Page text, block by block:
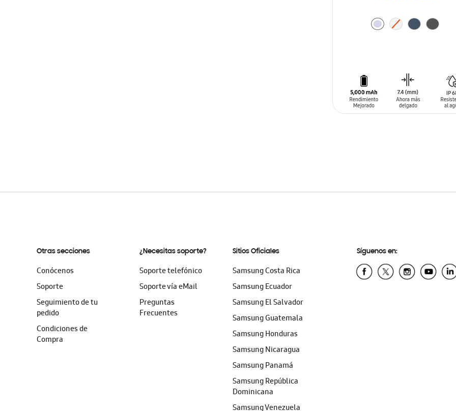
Otras secciones
Conócenos
Soporte
Seguimiento de tu
pedido
Condiciones de
Compra
¿Necesitas soporte?
Soporte telefónico
Soporte vía eMail
Preguntas
Frecuentes
Sitios Oficiales
Samsung Costa Rica
Samsung Ecuador
Samsung El Salvador
Samsung Guatemala
Samsung Honduras
Samsung Nicaragua
Samsung Panamá
Samsung República
Dominicana
Samsung Venezuela
Síguenos en: